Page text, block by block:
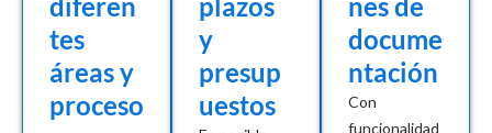
diferen
tes
áreas y
proceso
plazos
y
presup
uestos
nes de
docume
ntación
Con
funcionalidad